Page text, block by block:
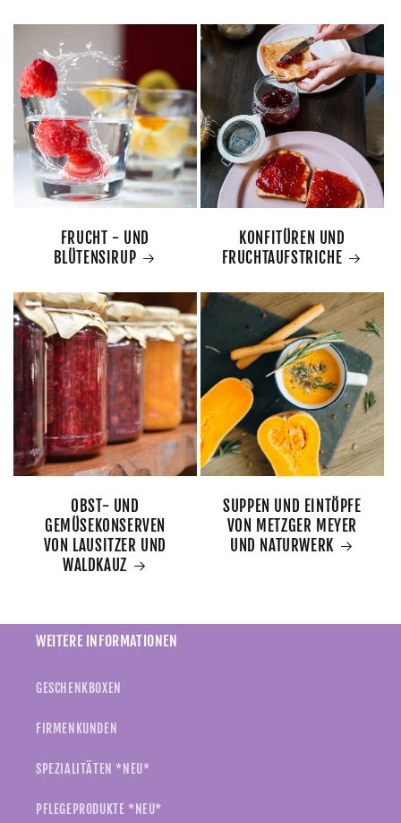
FRUCHT - UND
BLÜTENSIRUP
KONFITÜREN UND
FRUCHTAUFSTRICHE
OBST- UND
GEMÜSEKONSERVEN
VON LAUSITZER UND
WALDKAUZ
SUPPEN UND EINTÖPFE
VON METZGER MEYER
UND NATURWERK
WEITERE INFORMATIONEN
GESCHENKBOXEN
FIRMENKUNDEN
SPEZIALITÄTEN *NEU*
PFLEGEPRODUKTE *NEU*